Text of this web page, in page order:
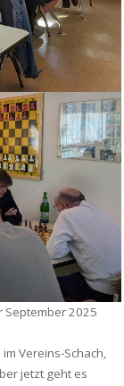
September 2025
Vereins-Schach,
jetzt geht es